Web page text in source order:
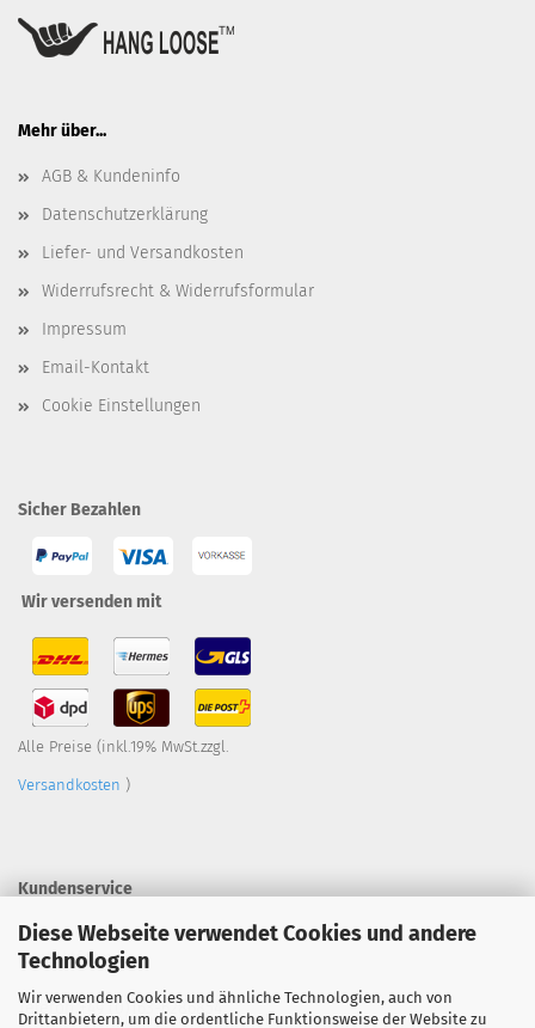
Diese Webseite verwendet Cookies und andere
Technologien
Wir verwenden Cookies und ähnliche Technologien, auch von
Drittanbietern, um die ordentliche Funktionsweise der Website zu
Mehr über...
AGB & Kundeninfo
Datenschutzerklärung
Liefer- und Versandkosten
Widerrufsrecht & Widerrufsformular
Impressum
Email-Kontakt
Cookie Einstellungen
Sicher Bezahlen
Wir versenden mit
Alle Preise (inkl.19% MwSt.zzgl.
Versandkosten )
Kundenservice
Kontaktformular
Telefon +49 (0)163-6286854